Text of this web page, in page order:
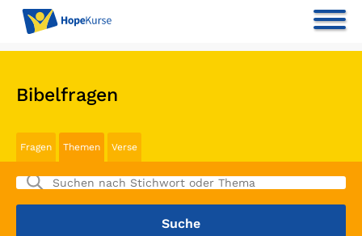
Bibelfragen
Fragen Themen Verse